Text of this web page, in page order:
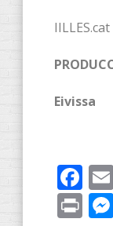
IILLES.cat
Eivissa